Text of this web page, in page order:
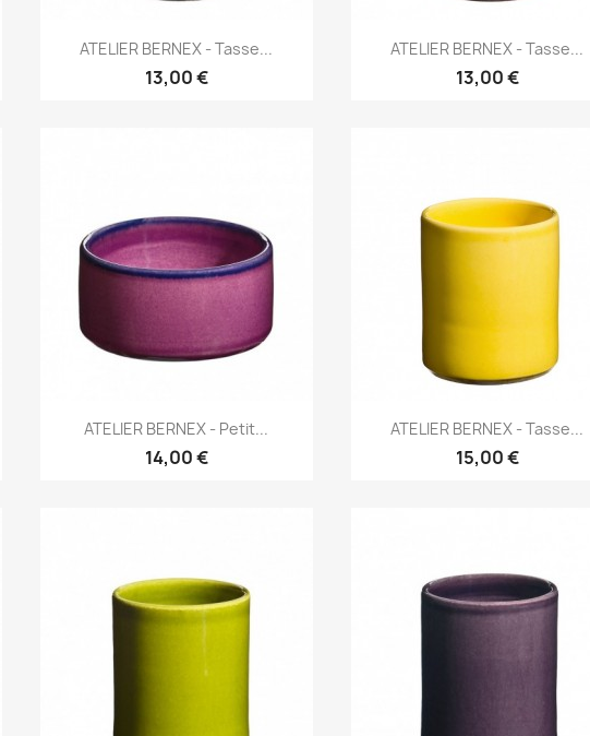
Aperçu rapide
ATELIER BERNEX - Tasse...
13,00 €
Aperçu rapide
ATELIER BERNEX - Tasse...
13,00 €
Aperçu rapide
ATELIER BERNEX - Petit...
14,00 €
Aperçu rapide
ATELIER BERNEX - Tasse...
15,00 €